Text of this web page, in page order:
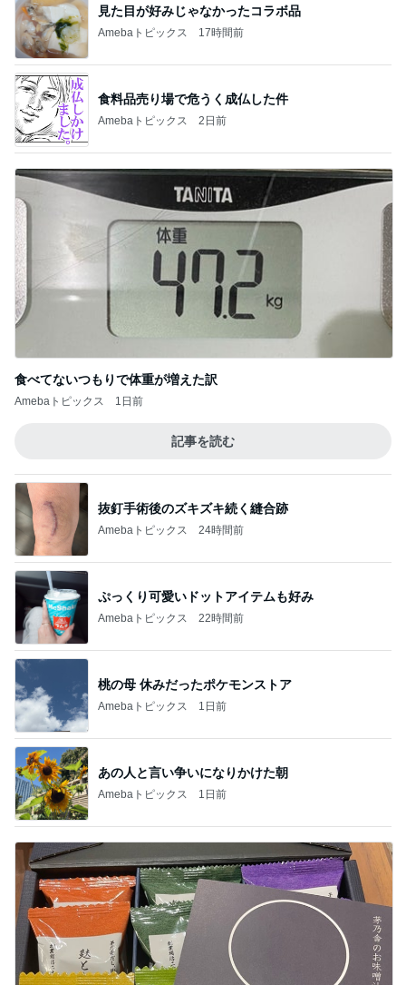
見た目が好みじゃなかったコラボ品
Amebaトピックス 17時間前
食料品売り場で危うく成仏した件
Amebaトピックス 2日前
食べてないつもりで体重が増えた訳
Amebaトピックス 1日前
記事を読む
抜釘手術後のズキズキ続く縫合跡
Amebaトピックス 24時間前
ぷっくり可愛いドットアイテムも好み
Amebaトピックス 22時間前
桃の母 休みだったポケモンストア
Amebaトピックス 1日前
あの人と言い争いになりかけた朝
Amebaトピックス 1日前